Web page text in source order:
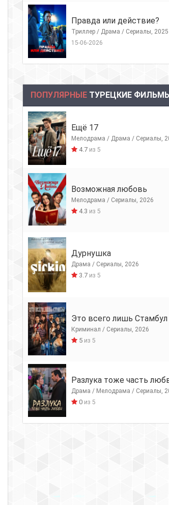
Правда или действие?
Триллер / Драма / Сериалы, 2025
15-06-2026
ПОПУЛЯРНЫЕ ТУРЕЦКИЕ
Ещё 17
Мелодрама / Драма / Сериалы,
4.7из 5
Возможная любовь
Мелодрама / Сериалы, 2026
4.3 из 5
Дурнушка
Драма / Сериалы, 2026
3.7из 5
Это всего лишь Стамбул
Криминал / Сериалы, 2026
5из 5
Разлука тоже часть
Драма / Мелодрама / Сериалы,
0из 5